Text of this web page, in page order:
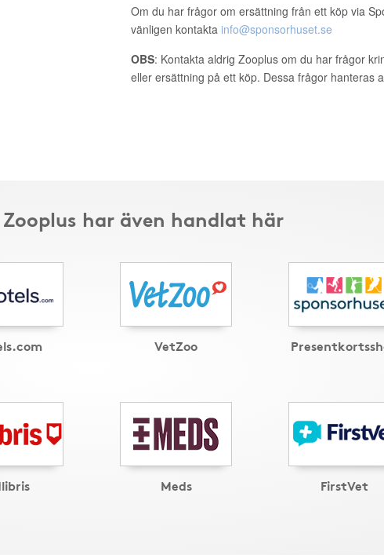
Om du har frågor om ersättning från ett köp via
vänligen kontakta info@sponsorhuset.se
OBS: Kontakta aldrig Zooplus om du har frågor
eller ersättning på ett köp. Dessa frågor hanteras
har även handlat här
VetZoo
Meds FirstVet